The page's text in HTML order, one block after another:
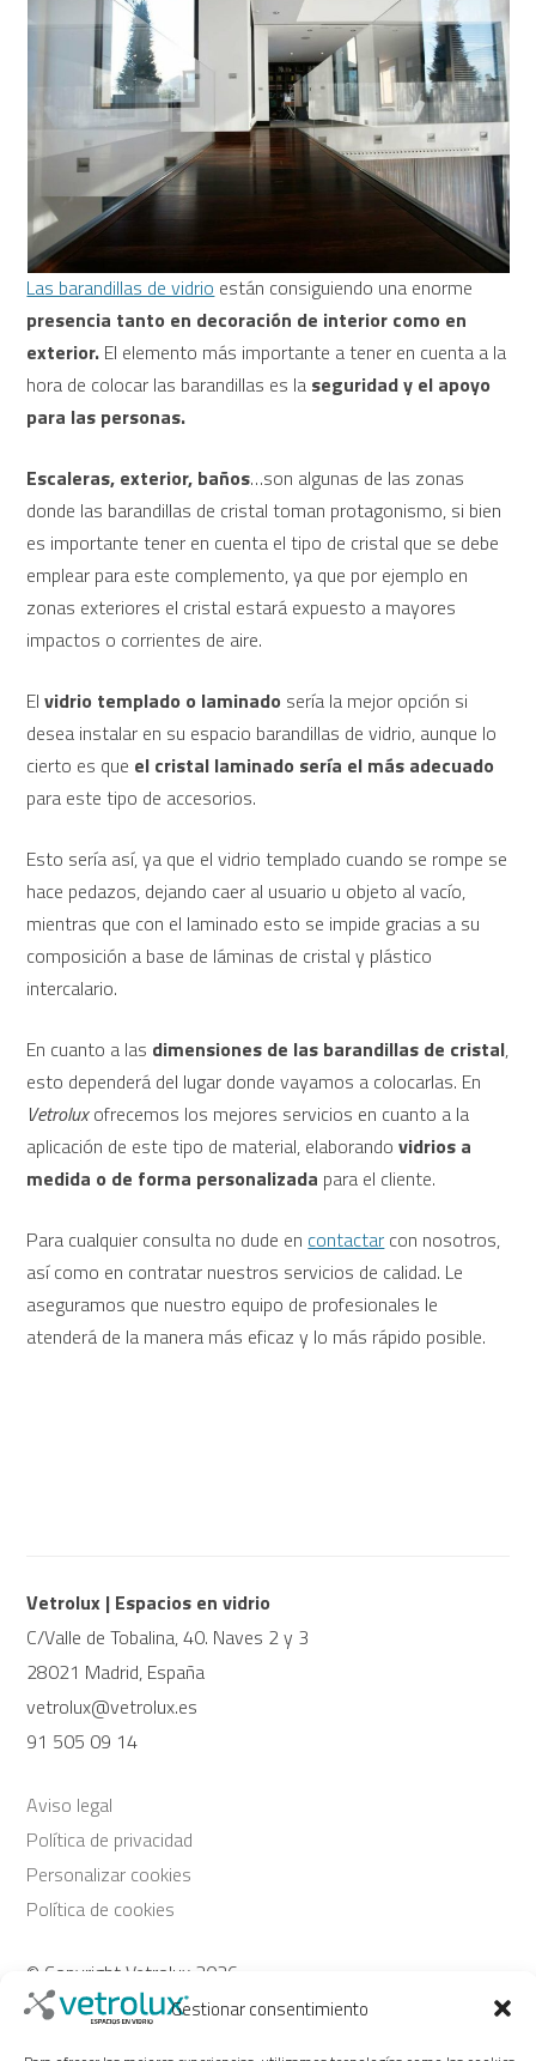
Gestionar consentimiento
Las barandillas de vidrio están consiguiendo una enorme
presencia tanto en decoración de interior como en
exterior. El elemento más importante a tener en cuenta a la
hora de colocar las barandillas es la seguridad y el apoyo
para las personas.
Escaleras, exterior, baños…son algunas de las zonas
donde las barandillas de cristal toman protagonismo, si bien
es importante tener en cuenta el tipo de cristal que se debe
emplear para este complemento, ya que por ejemplo en
zonas exteriores el cristal estará expuesto a mayores
impactos o corrientes de aire.
El vidrio templado o laminado sería la mejor opción si
desea instalar en su espacio barandillas de vidrio, aunque lo
cierto es que el cristal laminado sería el más adecuado
para este tipo de accesorios.
Esto sería así, ya que el vidrio templado cuando se rompe se
hace pedazos, dejando caer al usuario u objeto al vacío,
mientras que con el laminado esto se impide gracias a su
composición a base de láminas de cristal y plástico
intercalario.
En cuanto a las dimensiones de las barandillas de cristal,
esto dependerá del lugar donde vayamos a colocarlas. En
Vetroluxofrecemos los mejores servicios en cuanto a la
aplicación de este tipo de material, elaborandovidrios a
medida o de forma personalizada para el cliente.
Para cualquier consulta no dude en contactar con nosotros,
así como en contratar nuestros servicios de calidad. Le
aseguramos que nuestro equipo de profesionales le
atenderá de la manera más eficaz y lo más rápido posible.
Vetrolux | Espacios en vidrio
C/Valle de Tobalina, 40. Naves 2 y 3
28021 Madrid, España
vetrolux@vetrolux.es
91 505 09 14
Aviso legal
Política de privacidad
Personalizar cookies
Política de cookies
© Copyright Vetrolux 2026